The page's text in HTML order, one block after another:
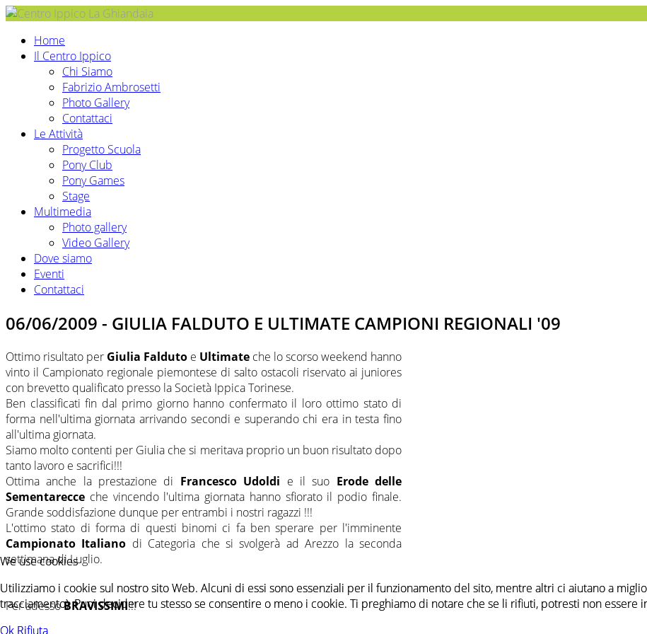
Home
Il Centro Ippico
Chi Siamo
Fabrizio Ambrosetti
Photo Gallery
Contattaci
Le Attività
Progetto Scuola
Pony Club
Pony Games
Stage
Multimedia
Photo gallery
Video Gallery
Dove siamo
Eventi
Contattaci
06/06/2009 - GIULIA FALDUTO E ULTIMATE CAMPIONI REGIONALI '09
Ottimo risultato per Giulia Falduto e Ultimate che lo scorso weekend hanno
vinto il Campionato regionale piemontese di salto ostacoli riservato ai juniores
con brevetto qualificato presso la Società Ippica Torinese.
Ben classificati fin dal primo giorno hanno confermato il loro ottimo stato di
forma nell'ultima giornata arrivando secondi e superando chi era in testa fino
all'ultima giornata.
Siamo molto contenti per Giulia che si meritava proprio un buon risultato dopo
tanto lavoro e sacrifici!!!
Ottima anche la prestazione di Francesco Udoldi e il suo Erode delle
Sementarecce che vincendo l'ultima giornata hanno sfiorato il podio finale.
Grande soddisfazione dunque per entrambi i nostri ragazzi !!!
L'ottimo stato di forma di questi binomi ci fa ben sperare per l'imminente
Campionato Italiano di Categoria che si svolgerà ad Arezzo la seconda
settimana di Luglio.
Per adessoBRAVISSIMI!!!
We use cookies
Utilizziamo i cookie sul nostro sito Web. Alcuni di essi sono essenziali per il funzionamento del sito, mentre altri ci aiutano a
tracciamento). Puoi decidere tu stesso se consentire o meno i cookie. Ti preghiamo di notare che se li rifiuti, potresti non
Ok Rifiuta
We use cookies
Utilizziamo i cookie sul nostro sito Web. Alcuni di essi sono essenziali per il funzionamento del sito, mentre altri ci aiutano a
tracciamento). Puoi decidere tu stesso se consentire o meno i cookie. Ti preghiamo di notare che se li rifiuti, potresti non
Ok Rifiuta